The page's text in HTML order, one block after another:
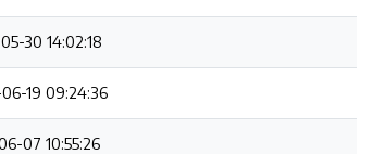
30 14:02:18
19 09:24:36
07 10:55:26